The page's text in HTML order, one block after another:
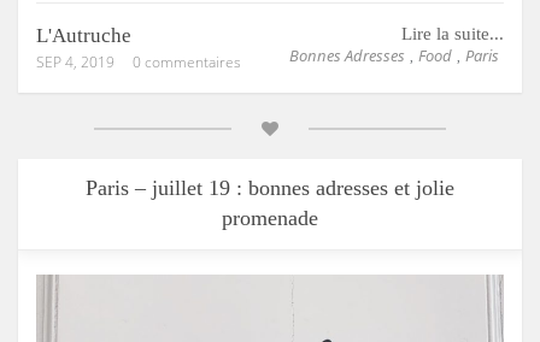
Lire la suite...
Bonnes Adresses Food Paris
L'Autruche
SEP 4, 2019 0 commentaires
Paris – juillet 19 : bonnes adresses et jolie
promenade